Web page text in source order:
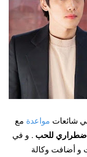
شائعات مواعدة مع
للحب . و في
و أضافت وكالة